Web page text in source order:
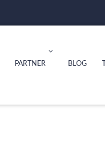
PARTNER BLOG